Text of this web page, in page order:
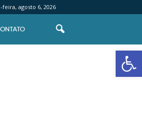
Abrir
feira, agosto 6, 2026